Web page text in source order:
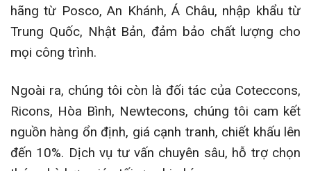
hãng từ Posco, An Khánh, Á Châu, nhập khẩu từ
Trung Quốc, Nhật Bản, đảm bảo chất lượng cho
mọi công trình.
Ngoài ra, chúng tôi còn là đối tác của Coteccons,
Ricons, Hòa Bình, Newtecons, chúng tôi cam kết
nguồn hàng ổn định, giá cạnh tranh, chiết khấu lên
đến 10%. Dịch vụ tư vấn chuyên sâu, hỗ trợ chọn